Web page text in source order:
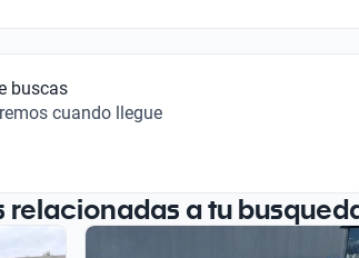
buscas
cuando llegue
relacionadas a tu